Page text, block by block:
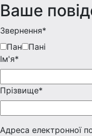
Ваше
Звернення*
Пан
Пані
Iм'я*
Прізвище*
Адреса електронної